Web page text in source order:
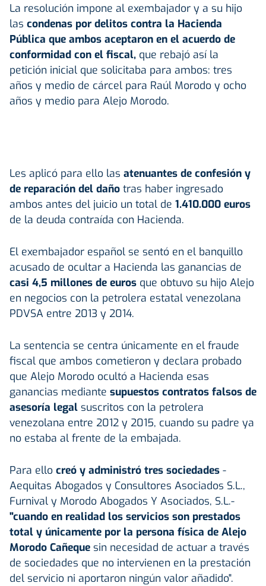
La resolución impone al exembajador y a su hijo
las condenas por delitos contra la Hacienda
Pública que ambos aceptaron en el acuerdo de
conformidad con el fiscal, que rebajó así la
petición inicial que solicitaba para ambos: tres
años y medio de cárcel para Raúl Morodo y ocho
años y medio para Alejo Morodo.
Les aplicó para ello las atenuantes de confesión y
de reparación del daño tras haber ingresado
ambos antes del juicio un total de 1.410.000 euros
de la deuda contraída con Hacienda.
El exembajador español se sentó en el banquillo
acusado de ocultar a Hacienda las ganancias de
casi 4,5 millones de euros que obtuvo su hijo Alejo
en negocios con la petrolera estatal venezolana
PDVSA entre 2013 y 2014.
La sentencia se centra únicamente en el fraude
fiscal que ambos cometieron y declara probado
que Alejo Morodo ocultó a Hacienda esas
ganancias mediante supuestos contratos falsos de
asesoría legal suscritos con la petrolera
venezolana entre 2012 y 2015, cuando su padre ya
no estaba al frente de la embajada.
Para ello creó y administró tres sociedades -
Aequitas Abogados y Consultores Asociados S.L.,
Furnival y Morodo Abogados Y Asociados, S.L.-
"cuando en realidad los servicios son prestados
total y únicamente por la persona física de Alejo
Morodo Cañeque sin necesidad de actuar a través
de sociedades que no intervienen en la prestación
del servicio ni aportaron ningún valor añadido".